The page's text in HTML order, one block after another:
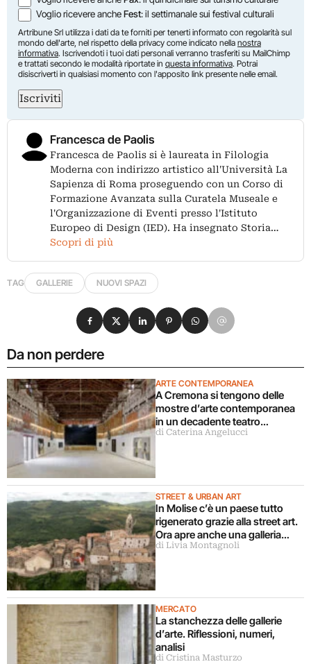
Voglio ricevere ancheFest: il settimanale sui festival culturali
Artribune Srl utilizza i dati da te forniti per tenerti informato con regolarità sul
mondo dell'arte, nel rispetto della privacy come indicato nella nostra
informativa. Iscrivendoti i tuoi dati personali verranno trasferiti su MailChimp
e trattati secondo le modalità riportate in questa informativa. Potrai
disiscriverti in qualsiasi momento con l'apposito link presente nelle email.
Iscriviti
Francesca de Paolis
Francesca de Paolis si è laureata in Filologia
Moderna con indirizzo artistico all'Università La
Sapienza di Roma proseguendo con un Corso di
Formazione Avanzata sulla Curatela Museale e
l'Organizzazione di Eventi presso l'Istituto
Europeo di Design (IED). Ha insegnato Storia…
Scopri di più
TAG GALLERIE NUOVI SPAZI
Da non perdere
ARTE CONTEMPORANEA
A Cremona si tengono delle
mostre d’arte contemporanea
in un decadente teatro
parrocchiale chiuso da 40 anni
di Caterina Angelucci
STREET & URBAN ART
In Molise c’è un paese tutto
rigenerato grazie alla street art.
Ora apre anche una galleria
d’arte permanente
di Livia Montagnoli
MERCATO
La stanchezza delle gallerie
d’arte. Riflessioni, numeri,
analisi
di Cristina Masturzo
Condividi su Facebook
Condividi su X
Condividi su LinkedIn
Condividi su Pinterest
Condividi su WhatsApp
Condividi su Email